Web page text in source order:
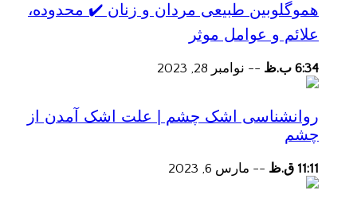
هموگلوبین طبیعی مردان و زنان ✔️ محدوده،
علائم و عوامل موثر
6:34 ب.ظ -- نوامبر 28, 2023
روانشناسی اشک چشم | علت اشک آمدن از
چشم
11:11 ق.ظ -- مارس 6, 2023